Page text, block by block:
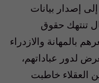
إصدار بيانات
تنتهك حقوق
بالمهانة والازدراء
لدور عباداتهم،
العقلاء خاطبت